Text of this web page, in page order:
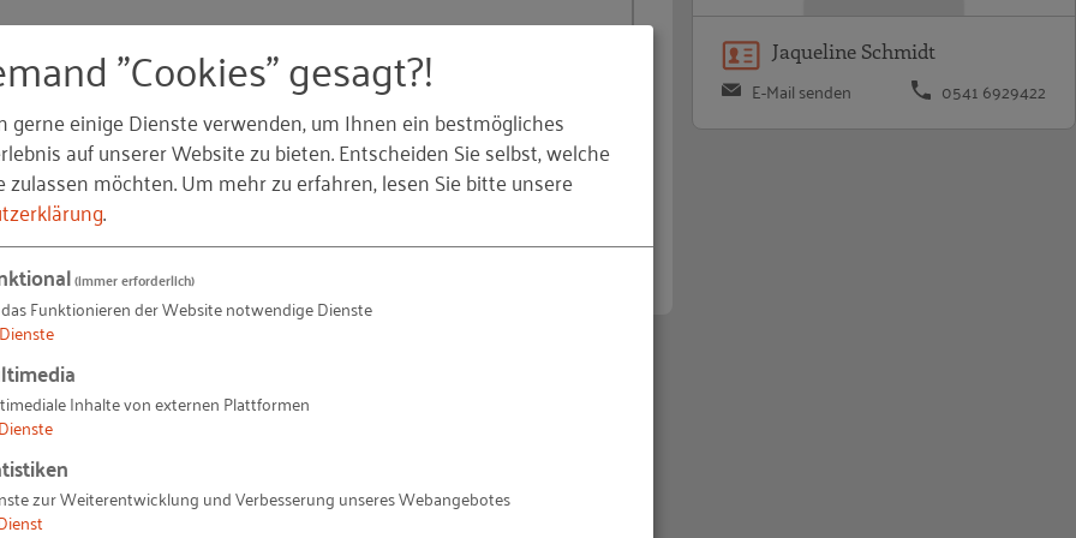
Jaqueline Schmidt
E-Mail senden 0541 6929422
"Cookies" gesagt?!
gerne einige Dienste verwenden, um Ihnen ein bestmögliches
auf unserer Website zu bieten. Entscheiden Sie selbst, welche
zulassen möchten.Um mehr zu erfahren, lesen Sie bitte unsere
.
(immer erforderlich)
Funktionieren der Website notwendige Dienste
Dienste
Inhalte von externen Plattformen
Dienste
zur Weiterentwicklung und Verbesserung unseres Webangebotes